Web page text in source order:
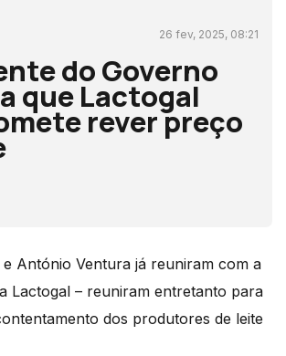
26 fev, 2025, 08:21
do Governo
que Lactogal
rever preço
António Ventura já reuniram com a
Lactogal – reuniram entretanto para
dos produtores de leite